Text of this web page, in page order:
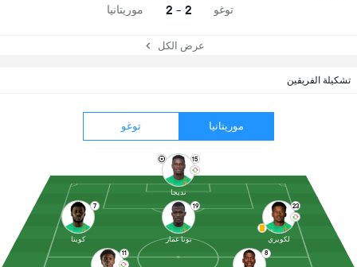
تشكيلة الفريقين
موريتانيا توغو
11 8
7
كويتا
19
بونا عمار
23
لكويري
15
نديجا
توغو 2 - 2 موريتانيا
عرض الكل